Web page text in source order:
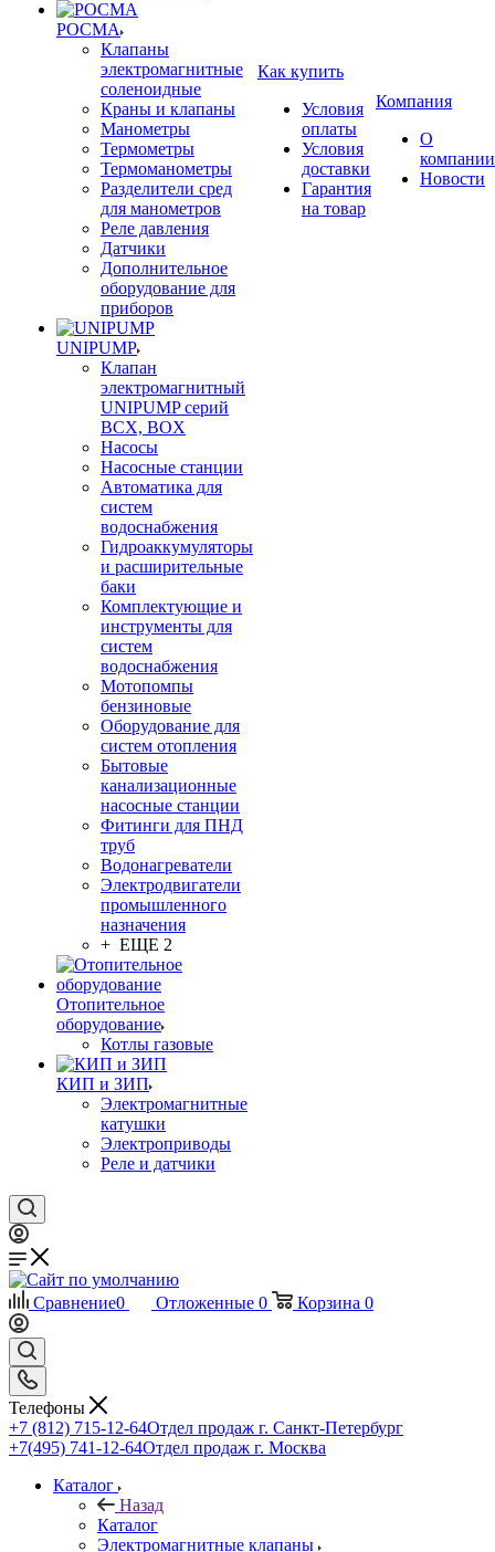
РОСМА
Клапаны
электромагнитные
соленоидные
Краны и клапаны
Манометры
Термометры
Термоманометры
Разделители сред
для манометров
Реле давления
Датчики
Дополнительное
оборудование для
приборов
UNIPUMP
Клапан
электромагнитный
UNIPUMP серий
BCX, BOX
Насосы
Насосные станции
Автоматика для
систем
водоснабжения
Гидроаккумуляторы
и расширительные
баки
Комплектующие и
инструменты для
систем
водоснабжения
Мотопомпы
бензиновые
Оборудование для
систем отопления
Бытовые
канализационные
насосные станции
Фитинги для ПНД
труб
Водонагреватели
Электродвигатели
промышленного
назначения
+ ЕЩЕ 2
Отопительное
оборудование
Котлы газовые
КИП и ЗИП
Электромагнитные
катушки
Электроприводы
Реле и датчики
Как купить
Условия
оплаты
Условия
доставки
Гарантия
на товар
Компания
О
компании
Новости
Сравнение0 Отложенные 0 Корзина 0
Телефоны
+7 (812) 715-12-64Отдел продаж г. Санкт-Петербург
+7(495) 741-12-64Отдел продаж г. Москва
Каталог
Назад
Каталог
Электромагнитные клапаны